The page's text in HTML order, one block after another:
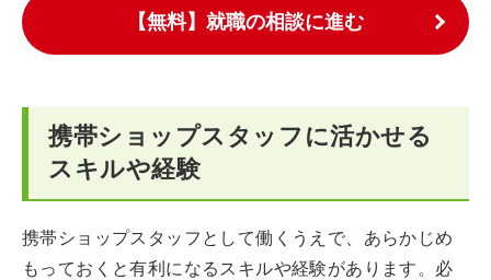
【無料】就職の相談に進む
携帯ショップスタッフに活かせる
スキルや経験
携帯ショップスタッフとして働くうえで、あらかじめ
もっておくと有利になるスキルや経験があります。必